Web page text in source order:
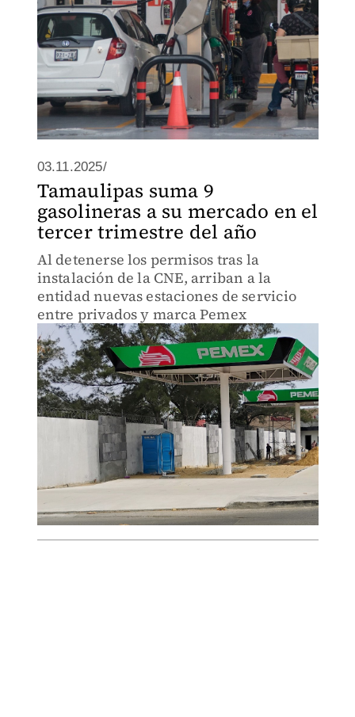
03.11.2025/
Tamaulipas suma 9
gasolineras a su mercado en el
tercer trimestre del año
Al detenerse los permisos tras la
instalación de la CNE, arriban a la
entidad nuevas estaciones de servicio
entre privados y marca Pemex